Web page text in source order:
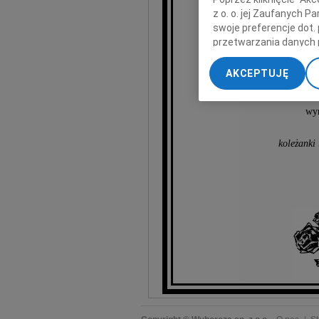
współzałożycielkę
koleżanki
z o. o. jej Zaufanych
swoje preferencje dot.
przetwarzania danych
„Ustawienia
My, nasi Zaufani
dokładnych danych
Przechowywanie
AKCEPTUJĘ